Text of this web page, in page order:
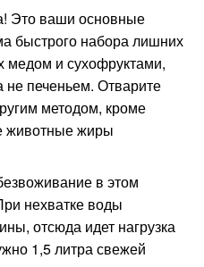
Это ваши основные
быстрого набора лишних
медом и сухофруктами,
не печеньем. Отварите
методом, кроме
животные жиры
в этом
нехватке воды
отсюда идет нагрузка
1,5 литра свежей